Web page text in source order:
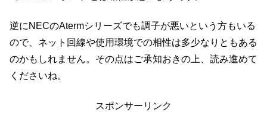
逆にNECのAtermシリーズでも調子が悪いという方もいる
ので、ネット回線や使用環境での相性は多少なりともある
のかもしれません。その点はご承知おきの上、読み進めて
くださいね。
スポンサーリンク